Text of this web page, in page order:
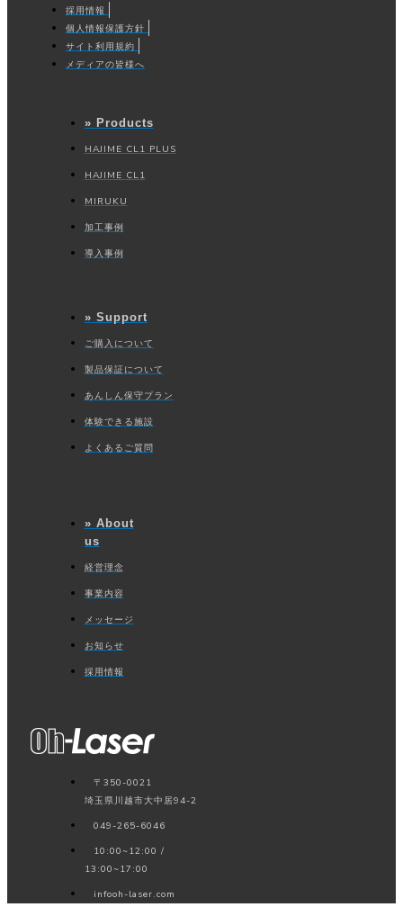
採用情報
個人情報保護方針
サイト利用規約
メディアの皆様へ
» Products
HAJIME CL1 PLUS
HAJIME CL1
MIRUKU
加工事例
導入事例
» Support
ご購入について
製品保証について
あんしん保守プラン
体験できる施設
よくあるご質問
» About
us
経営理念
事業内容
メッセージ
お知らせ
採用情報
〒350-0021
埼玉県川越市大中居94-2
049-265-6046
10:00~12:00 /
13:00~17:00
infooh-laser.com